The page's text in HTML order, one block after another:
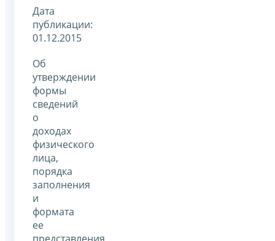
Дата
публикации:
01.12.2015
Об
утверждении
формы
сведений
о
доходах
физического
лица,
порядка
заполнения
и
формата
ее
представления